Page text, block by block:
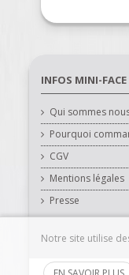
INFOS MINI-FACE
Qui sommes
Pourquoi
CGV
Mentions légales
Presse
Notre site utilise